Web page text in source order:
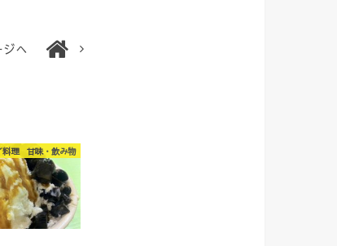
へ
料理 甘味・飲み物